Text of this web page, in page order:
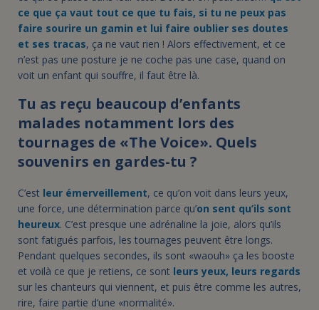
ce que ça vaut tout ce que tu fais, si tu ne peux pas
faire sourire un gamin et lui faire oublier ses doutes
et ses tracas, ça ne vaut rien ! Alors effectivement, et ce
n’est pas une posture je ne coche pas une case, quand on
voit un enfant qui souffre, il faut être là.
Tu as reçu beaucoup d’enfants
malades notamment lors des
tournages de «The Voice». Quels
souvenirs en gardes-tu ?
C’est leur émerveillement, ce qu’on voit dans leurs yeux,
une force, une détermination parce qu’on sent qu’ils sont
heureux. C’est presque une adrénaline la joie, alors qu’ils
sont fatigués parfois, les tournages peuvent être longs.
Pendant quelques secondes, ils sont «waouh» ça les booste
et voilà ce que je retiens, ce sont leurs yeux, leurs regards
sur les chanteurs qui viennent, et puis être comme les autres,
rire, faire partie d’une «normalité».